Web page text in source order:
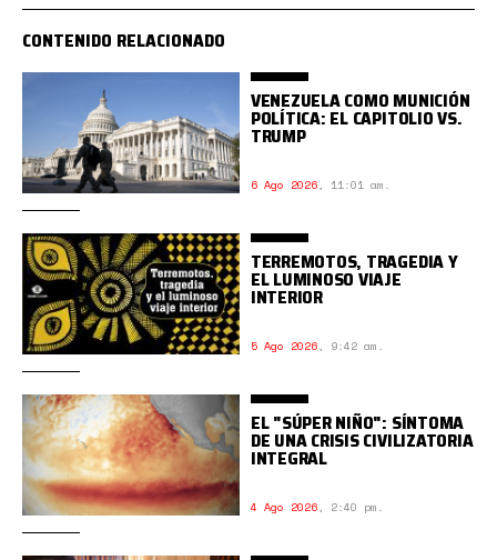
CONTENIDO RELACIONADO
VENEZUELA COMO MUNICIÓN
POLÍTICA: EL CAPITOLIO VS.
TRUMP
6 Ago 2026, 11:01 am.
TERREMOTOS, TRAGEDIA Y
EL LUMINOSO VIAJE
INTERIOR
5 Ago 2026, 9:42 am.
EL "SÚPER NIÑO": SÍNTOMA
DE UNA CRISIS CIVILIZATORIA
INTEGRAL
4 Ago 2026, 2:40 pm.